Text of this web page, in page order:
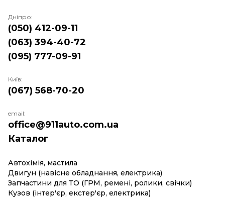
Каталог
Автохімія, мастила
Двигун (навісне обладнання, електрика)
Запчастини для ТО (ГРМ, ремені, ролики, свічки)
Кузов (інтер'єр, екстер'єр, електрика)
Дніпро:
(050) 412-09-11
(063) 394-40-72
(095) 777-09-91
Київ:
(067) 568-70-20
email:
office@911auto.com.ua